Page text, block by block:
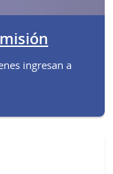
ingresan a